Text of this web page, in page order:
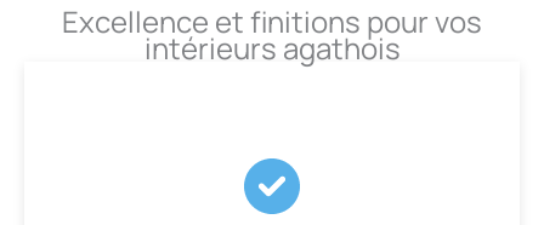
Excellence et finitions pour vos
intérieurs agathois